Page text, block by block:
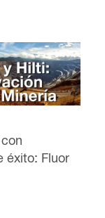
éxito: Fluor